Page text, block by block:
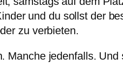
und du sollst der
zu verbieten.
Manche jedenfalls. Und